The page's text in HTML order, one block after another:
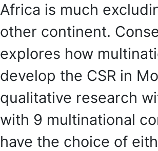
Africa is much
other continent.
explores how
develop the CSR in
qualitative research
with 9 multinational
have the choice of